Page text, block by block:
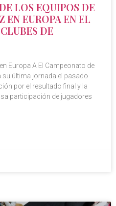
LOS EQUIPOS DE
EN EUROPA EN EL
DE
Europa A El Campeonato de
su última jornada el pasado
por el resultado final y la
participación de jugadores